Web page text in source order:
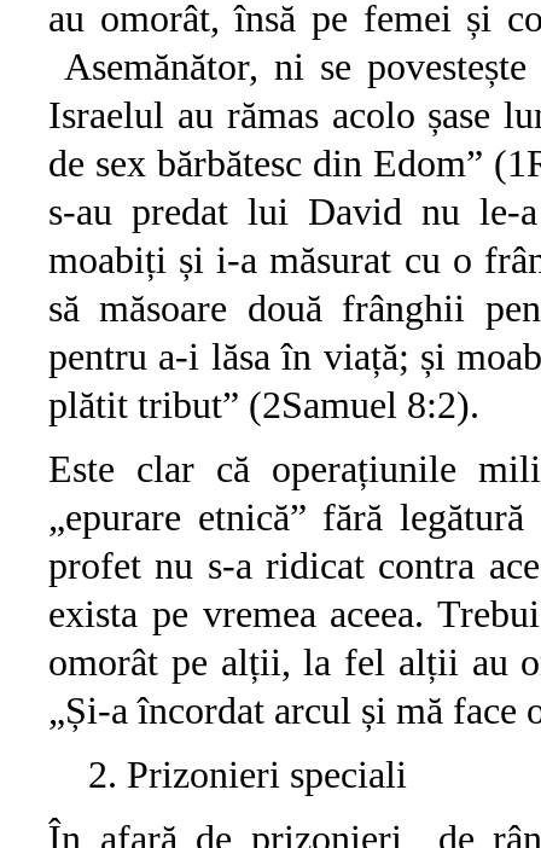
au omorât, însă pe femei și
Asemănător, ni se
Israelul au rămas acolo șase
de sex bărbătesc din Edom”
s-au predat lui David nu
moabiți și i-a măsurat cu o
să măsoare două frânghii
pentru a-i lăsa în viață; și
plătit tribut” (2Samuel 8:2).
Este clar că operațiunile
„epurare etnică” fără
profet nu s-a ridicat contra
exista pe vremea aceea.
omorât pe alții, la fel alții au
„Și-a încordat arcul și mă face
Prizonieri speciali
În afară de prizonieri „de